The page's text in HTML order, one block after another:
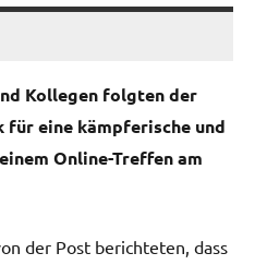
Kollegen folgten der
für eine kämpferische und
Online-Treffen am
der Post berichteten, dass